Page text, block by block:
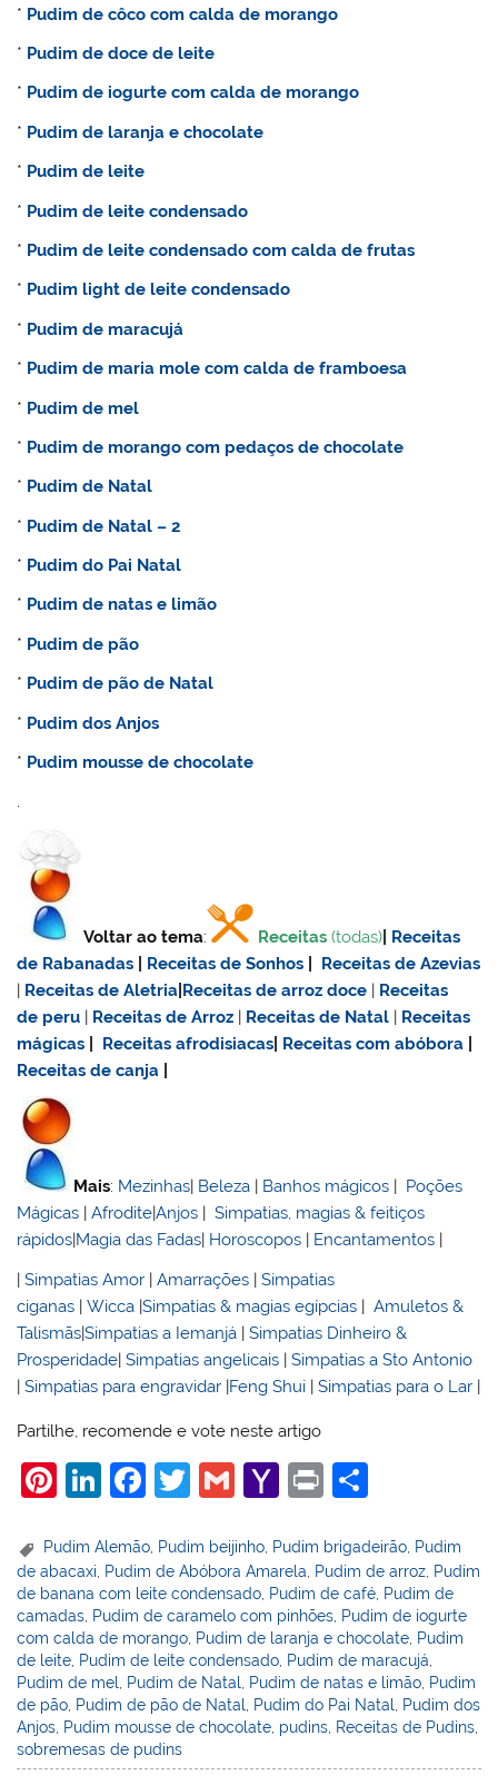
* Pudim de côco com calda de morango
* Pudim de doce de leite
* Pudim de iogurte com calda de morango
* Pudim de laranja e chocolate
* Pudim de leite
* Pudim de leite condensado
* Pudim de leite condensado com calda de frutas
* Pudim light de leite condensado
* Pudim de maracujá
* Pudim de maria mole com calda de framboesa
* Pudim de mel
* Pudim de morango com pedaços de chocolate
* Pudim de Natal
* Pudim de Natal – 2
* Pudim do Pai Natal
* Pudim de natas e limão
* Pudim de pão
* Pudim de pão de Natal
* Pudim dos Anjos
* Pudim mousse de chocolate
.
Voltar ao tema: Receitas (todas) Receitas
de Rabanadas
Receitas de Sonhos
Receitas de Azevias
| Receitas de Aletria Receitas dearroz doce | Receitas
de peru | Receitas de Arroz | Receitas de Natal | Receitas
mágicas
Receitas afrodisiacas Receitas com abóbora
Receitas de canja
Mais: Mezinhas| Beleza | Banhos mágicos | Poções
Mágicas |Afrodite|Anjos |Simpatias, magias & feitiços
rápidos|Magia das Fadas| Horoscopos | Encantamentos |
|Simpatias Amor |Amarrações |Simpatias
ciganas |Wicca |Simpatias & magias egípcias |Amuletos &
Talismãs|Simpatias a Iemanjá |Simpatias Dinheiro &
Prosperidade|Simpatias angelicais |Simpatias a Sto Antonio
|Simpatias para engravidar |Feng Shui |Simpatias para o Lar |
Partilhe, recomende e vote neste artigo
Pi
er
e
st
Li
k
e
dI
n
F
c
e
b
o
o
k
T
itt
er
G
ai
l
Y
h
o
o
M
ai
l
Pr
t
ar
e
Pudim Alemão, Pudim beijinho, Pudim brigadeirão, Pudim
de abacaxi
Pudim de Abóbora Amarela Pudim de arroz Pudim
de banana com leite condensado Pudim de café Pudim de
camadas Pudim de caramelo com pinhões Pudim de iogurte
com calda de morango Pudim de laranja e chocolate Pudim
de leite Pudim de leite condensado Pudim de maracujá
Pudim de mel
Pudim de Natal Pudim de natas e limão Pudim
de pão Pudim de pão de Natal Pudim do Pai Natal
Pudim dos
Anjos Pudim mousse de chocolate pudins Receitas de Pudins
sobremesas de pudins